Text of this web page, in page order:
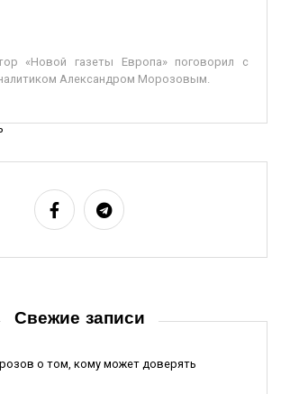
«Новой газеты Европа» поговорил с
Александром Морозовым.
Свежие записи
о том, кому может доверять